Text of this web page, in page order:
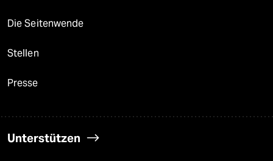
Die Seitenwende
Stellen
Presse
Unterstützen